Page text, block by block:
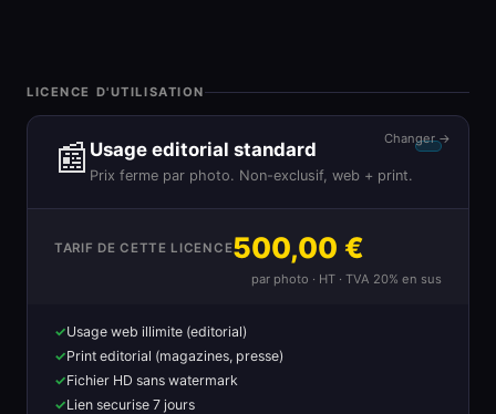
LICENCE D'UTILISATION
📰 Usage editorial standard
Prix ferme par photo. Non-exclusif, web + print.
Changer →
TARIF DE CETTE LICENCE500,00 €
par photo · HT · TVA 20% en sus
Usage web illimite (editorial)
Print editorial (magazines, presse)
Fichier HD sans watermark
Lien securise 7 jours